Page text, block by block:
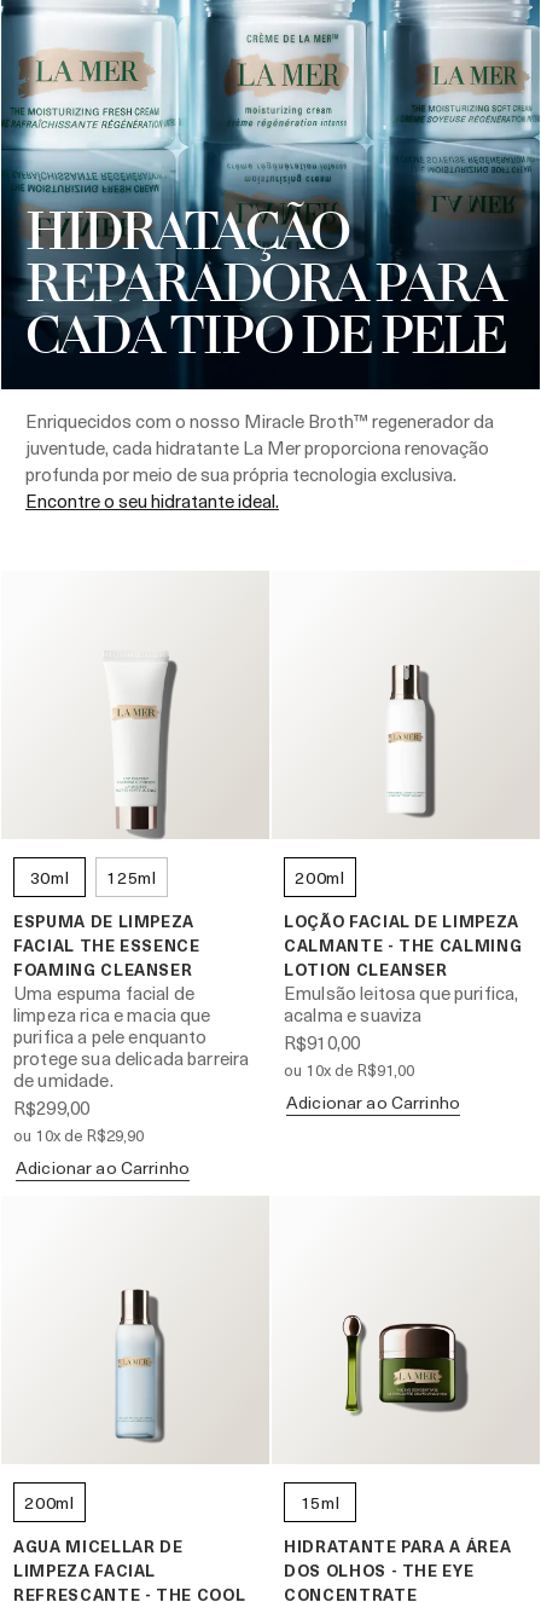
HIDRATAÇÃO
REPARADORA PARA
CADA TIPO DE PELE
Enriquecidos com o nosso Miracle Broth™ regenerador da
juventude, cada hidratante La Mer proporciona renovação
profunda por meio de sua própria tecnologia exclusiva.
Encontre o seu hidratante ideal.
30ml 125ml
ESPUMA DE LIMPEZA
FACIAL THE ESSENCE
FOAMING CLEANSER
Uma espuma facial de
limpeza rica e macia que
purifica a pele enquanto
protege sua delicada barreira
de umidade.
R$299,00
ou 10x de R$29,90
Adicionar ao Carrinho
200ml
LOÇÃO FACIAL DE LIMPEZA
CALMANTE - THE CALMING
LOTION CLEANSER
Emulsão leitosa que purifica,
acalma e suaviza
R$910,00
ou 10x de R$91,00
Adicionar ao Carrinho
200ml
AGUA MICELLAR DE
LIMPEZA FACIAL
REFRESCANTE - THE COOL
15ml
HIDRATANTE PARA A ÁREA
DOS OLHOS - THE EYE
CONCENTRATE